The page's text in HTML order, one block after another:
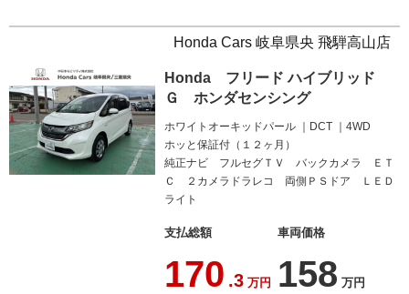
Honda Cars 岐阜県央 飛騨高山店
Honda フリード ハイブリッド
Ｇ ホンダセンシング
ホワイトオーキッドパール DCT
4WD
ホッと保証付（１２ヶ月）
純正ナビ フルセグＴＶ バックカメラ ＥＴ
Ｃ ２カメラドラレコ 両側ＰＳドア ＬＥＤ
ライト
支払総額
170 .3 万円
車両価格
158 万円